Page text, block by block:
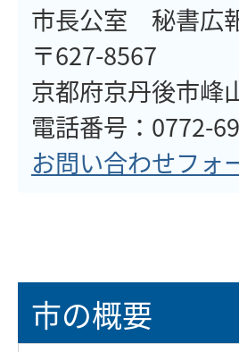
市長公室 秘書広
〒627-8567
京都府京丹後市峰
電話番号：0772-
お問い合わせフォ
市の概要